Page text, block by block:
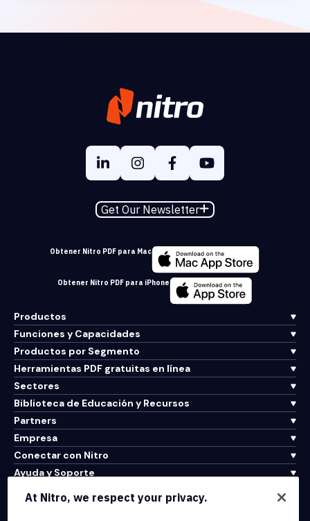
Get Our Newsletter
Obtener Nitro PDF para Mac
Obtener Nitro PDF para iPhone
Productos
Funciones y Capacidades
Productos por Segmento
Herramientas PDF gratuitas en línea
Sectores
Biblioteca de Educación y Recursos
Partners
Empresa
Conectar con Nitro
Ayuda y Soporte
At Nitro, we respect your privacy.